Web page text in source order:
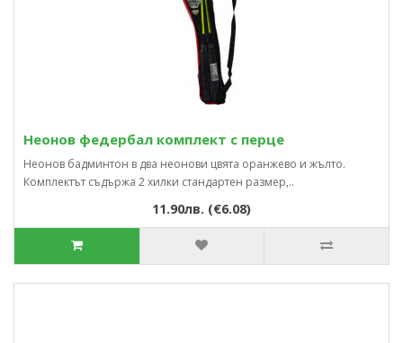
Неонов федербал комплект с перце
Неонов бадминтон в два неонови цвята оранжево и жълто.
Комплектът съдържа 2 хилки стандартен размер,..
11.90лв. (€6.08)